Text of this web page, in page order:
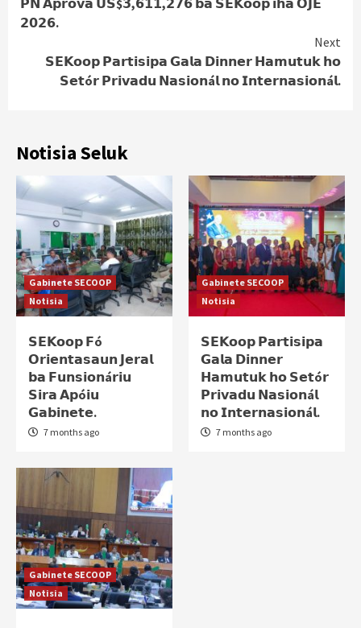
Reading
𝟮𝟬𝟮𝟲.
Next
𝗦𝗘𝗞𝗼𝗼𝗽 𝗣𝗮𝗿𝘁𝗶𝘀𝗶𝗽𝗮 𝗚𝗮𝗹𝗮 𝗗𝗶𝗻𝗻𝗲𝗿 𝗛𝗮𝗺𝘂𝘁𝘂𝗸 𝗵𝗼
𝗦𝗲𝘁ó𝗿 𝗣𝗿𝗶𝘃𝗮𝗱𝘂 𝗡𝗮𝘀𝗶𝗼𝗻á𝗹 𝗻𝗼 𝗜𝗻𝘁𝗲𝗿𝗻𝗮𝘀𝗶𝗼𝗻á𝗹.
Notisia Seluk
Gabinete SECOOP
Notisia
𝗦𝗘𝗞𝗼𝗼𝗽 𝗙ó
𝗢𝗿𝗶𝗲𝗻𝘁𝗮𝘀𝗮𝘂𝗻 𝗝𝗲𝗿𝗮𝗹
𝗯𝗮 𝗙𝘂𝗻𝘀𝗶𝗼𝗻á𝗿𝗶𝘂
𝗦𝗶𝗿𝗮 𝗔𝗽ó𝗶𝘂
𝗚𝗮𝗯𝗶𝗻𝗲𝘁𝗲.
7 months ago
Gabinete SECOOP
Notisia
𝗦𝗘𝗞𝗼𝗼𝗽 𝗣𝗮𝗿𝘁𝗶𝘀𝗶𝗽𝗮
𝗚𝗮𝗹𝗮 𝗗𝗶𝗻𝗻𝗲𝗿
𝗛𝗮𝗺𝘂𝘁𝘂𝗸 𝗵𝗼 𝗦𝗲𝘁ó𝗿
𝗣𝗿𝗶𝘃𝗮𝗱𝘂 𝗡𝗮𝘀𝗶𝗼𝗻á𝗹
𝗻𝗼 𝗜𝗻𝘁𝗲𝗿𝗻𝗮𝘀𝗶𝗼𝗻á𝗹.
7 months ago
Gabinete SECOOP
Notisia